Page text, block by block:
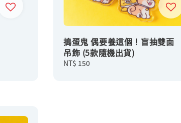
搗蛋鬼 偶要養這個！盲抽雙面
吊飾 (5款隨機出貨)
Regular
NT$ 150